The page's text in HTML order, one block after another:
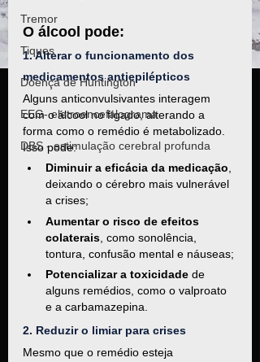
Tremor
Tiques
Doença de Huntington
EEG- eletroencefalograma
DBS - estimulação cerebral profunda
O álcool pode:
1. Alterar o funcionamento dos
medicamentos antiepilépticos
Alguns anticonvulsivantes interagem
com o álcool no fígado, alterando a
forma como o remédio é metabolizado.
Isso pode:
Diminuir a eficácia da medicação
deixando o cérebro mais vulnerável
a crises;
Aumentar o risco de efeitos
colaterais , como sonolência,
tontura, confusão mental e náuseas;
Potencializar a toxicidade de
alguns remédios, como o valproato
e a carbamazepina.
2. Reduzir o limiar para crises
Mesmo que o remédio esteja